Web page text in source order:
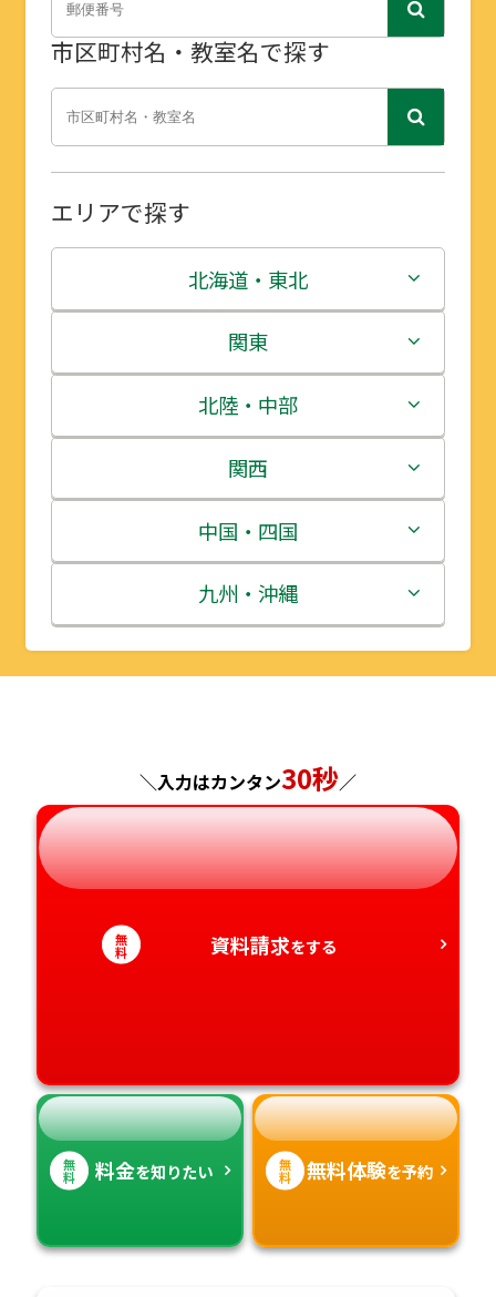
市区町村名・教室名で探す
エリアで探す
北海道・東北
北海道
青森県
岩手県
宮城県
秋田県
山形県
関東
茨城県
栃木県
群馬県
埼玉県
千葉県
神奈川県
北陸・中部
新潟県
富山県
石川県
福井県
長野県
岐阜県
静岡県
愛知県
関西
三重県
滋賀県
京都府
兵庫県
奈良県
和歌山県
中国・四国
鳥取県
島根県
広島県
山口県
香川県
高知県
九州・沖縄
福岡県
長崎県
熊本県
宮崎県
沖縄県
＼入力はカンタン30秒／
無
料 資料請求をする
無
料 料金を知りたい 無
料 無料体験を予約